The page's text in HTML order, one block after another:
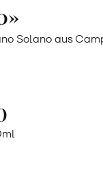
Solano aus